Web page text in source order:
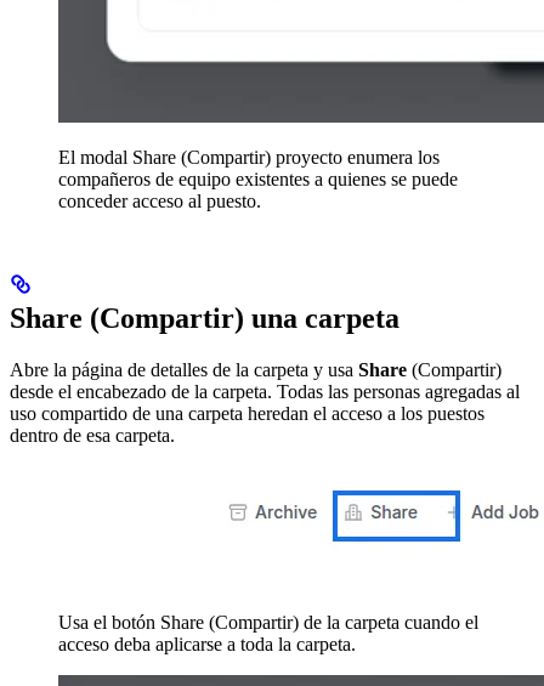
El modal Share (Compartir) proyecto enumera los
compañeros de equipo existentes a quienes se puede
conceder acceso al puesto.
Share (Compartir) una carpeta
Abre la página de detalles de la carpeta y usa Share (Compartir)
desde el encabezado de la carpeta. Todas las personas agregadas al
uso compartido de una carpeta heredan el acceso a los puestos
dentro de esa carpeta.
Usa el botón Share (Compartir) de la carpeta cuando el
acceso deba aplicarse a toda la carpeta.